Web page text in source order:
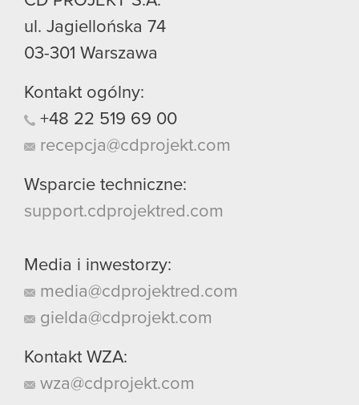
ul. Jagiellońska 74
03-301 Warszawa
Kontakt ogólny:
+48 22 519 69 00
recepcja@cdprojekt.com
Wsparcie techniczne:
support.cdprojektred.com
Media i inwestorzy:
media@cdprojektred.com
gielda@cdprojekt.com
Kontakt WZA:
wza@cdprojekt.com